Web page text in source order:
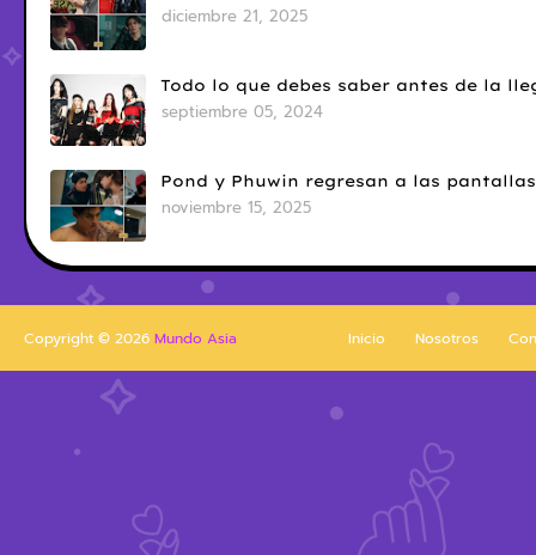
diciembre 21, 2025
Todo lo que debes saber antes de la
septiembre 05, 2024
Pond y Phuwin regresan a las
noviembre 15, 2025
Inicio Nosotros
Copyright © 2026 Mundo Asia